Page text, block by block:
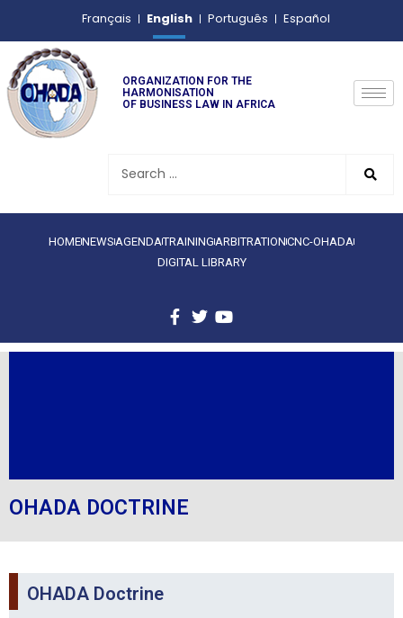
Français English Português Español
ORGANIZATION FOR THE
HARMONISATION
OF BUSINESS LAW IN AFRICA
HOMENEWS AGENDATRAINING ARBITRATIONCNC-OHADA
DIGITAL LIBRARY
OHADA DOCTRINE
OHADA Doctrine